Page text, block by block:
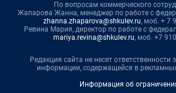
По вопросам коммерческого
Жапарова Жанна, менеджер по работе с
zhanna.zhaparova@shkulev.ru, моб. + 7
Ревина Мария, директор по работе с
mariya.revina@shkulev.ru, моб. +7
Редакция сайта не несет ответственности
информации, содержащейся в
Информация об